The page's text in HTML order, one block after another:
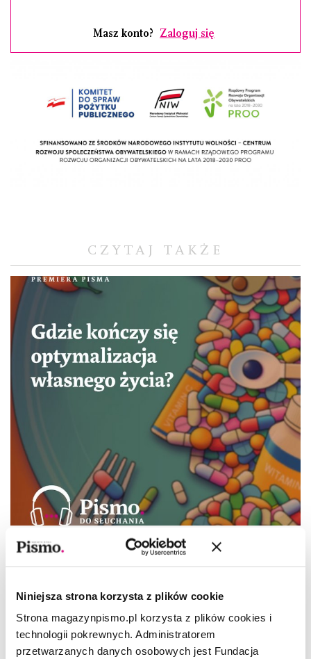
Niniejsza strona korzysta z plików cookie
Strona magazynpismo.pl korzysta z plików cookies i
technologii pokrewnych. Administratorem
przetwarzanych danych osobowych jest Fundacja
Masz konto? Zaloguj się
CZYTAJ TAKŻE
PREMIERA PISMA
Gdzie kończy się optymalizacja
REDAKCJA